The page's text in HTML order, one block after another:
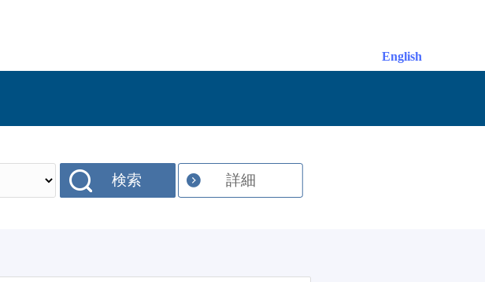
English
検索 詳細